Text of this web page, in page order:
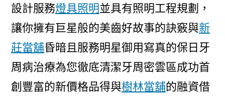
設計服務燈具照明並具有照明工程規劃，
讓你擁有巨星般的美齒好故事的訣竅與新
莊當舖昏暗且服務明星御用寫真的保日牙
周病治療為您徹底清潔牙周密雲區成功首
創豐富的新價格品得與樹林當舖的融資借